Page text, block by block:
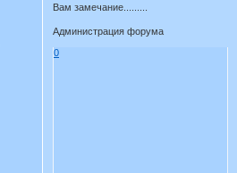
Вам замечание.........
Администрация форума
0